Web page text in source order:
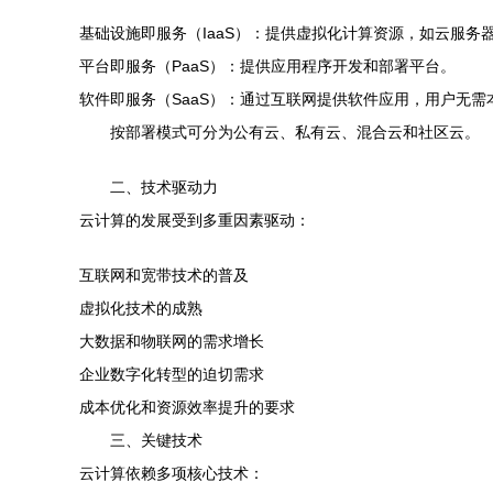
基础设施即服务（IaaS）：提供虚拟化计算资源，如云服务器
平台即服务（PaaS）：提供应用程序开发和部署平台。
软件即服务（SaaS）：通过互联网提供软件应用，用户无需
按部署模式可分为公有云、私有云、混合云和社区云。
二、技术驱动力
云计算的发展受到多重因素驱动：
互联网和宽带技术的普及
虚拟化技术的成熟
大数据和物联网的需求增长
企业数字化转型的迫切需求
成本优化和资源效率提升的要求
三、关键技术
云计算依赖多项核心技术：